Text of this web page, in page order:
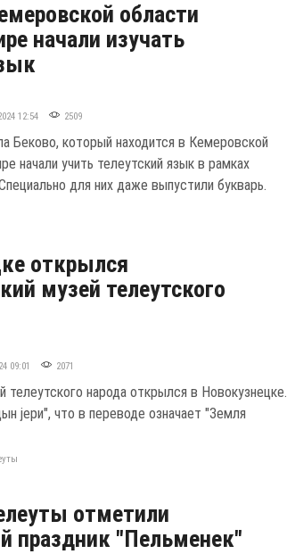
области
начали изучать
12:54 2509
Беково, который находится в Кемеровской
начали учить телеутский язык в рамках
для них даже выпустили букварь.
открылся
музей телеутского
09:01 2071
телеутского народа открылся в Новокузнецке.
jери", что в переводе означает "Земля
отметили
праздник "Пельменек"